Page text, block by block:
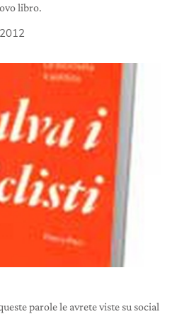
libro.
parole le avrete viste su social